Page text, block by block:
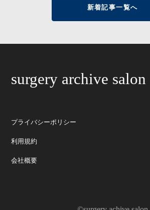
新着記事一覧へ
surgery archive salon
プライバシーポリシー
利用規約
会社概要